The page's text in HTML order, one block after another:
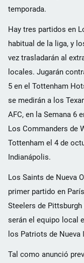
temporada.
Hay tres partidos en
habitual de la liga, y
vez trasladarán al
locales. Jugarán
5 en el Tottenham
se medirán a los
AFC, en la Semana 6
Los Commanders de
Tottenham el 4 de
Indianápolis.
Los Saints de Nueva
primer partido en
Steelers de
serán el equipo local
los Patriots de Nueva
Tal como anunció